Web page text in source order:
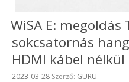
WiSA E: megoldás
sokcsatornás
HDMI kábel nélkül
Beküldve:
2023-03-28 Szerző: GURU